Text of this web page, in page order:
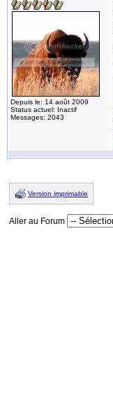
Depuis le: 14 août 2009
Status actuel: Inactif
Messages: 2043
Version imprimable
Aller au Forum